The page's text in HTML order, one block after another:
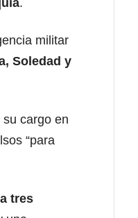
militar
Soledad y
cargo en
“para
tres